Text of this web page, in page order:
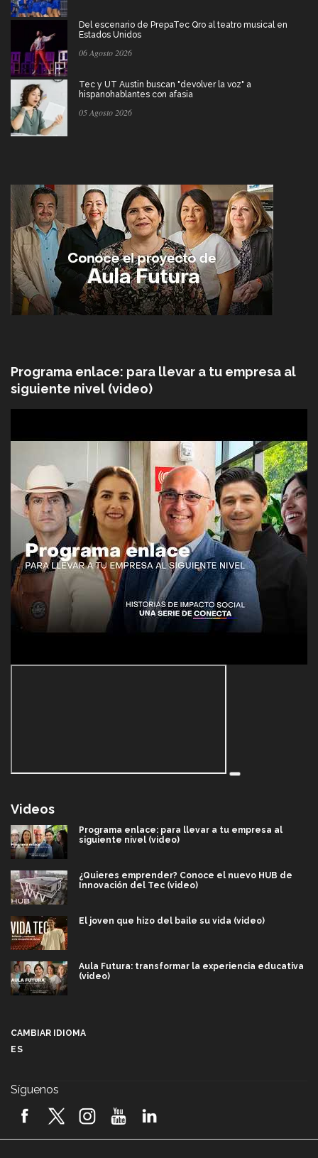
Del escenario de PrepaTec Qro al teatro musical en
Estados Unidos
06 Agosto 2026
Tec y UT Austin buscan "devolver la voz" a
hispanohablantes con afasia
05 Agosto 2026
Programa enlace: para llevar a tu empresa al
siguiente nivel (video)
Videos
Programa enlace: para llevar a tu empresa al
siguiente nivel (video)
¿Quieres emprender? Conoce el nuevo HUB de
Innovación del Tec (video)
El joven que hizo del baile su vida (video)
Aula Futura: transformar la experiencia educativa
(video)
2026! (video)
CAMBIAR IDIOMA
ES
Síguenos